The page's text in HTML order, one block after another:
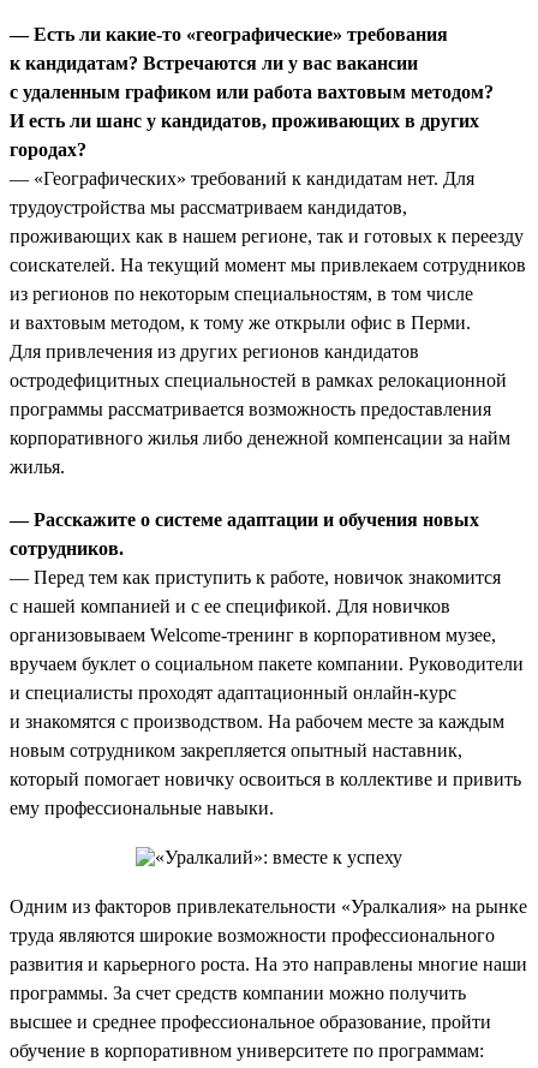
— Есть ли какие-то «географические» требования
к кандидатам? Встречаются ли у вас вакансии
с удаленным графиком или работа вахтовым методом?
И есть ли шанс у кандидатов, проживающих в других
городах?
— «Географических» требований к кандидатам нет. Для
трудоустройства мы рассматриваем кандидатов,
проживающих как в нашем регионе, так и готовых к переезду
соискателей. На текущий момент мы привлекаем сотрудников
из регионов по некоторым специальностям, в том числе
и вахтовым методом, к тому же открыли офис в Перми.
Для привлечения из других регионов кандидатов
остродефицитных специальностей в рамках релокационной
программы рассматривается возможность предоставления
корпоративного жилья либо денежной компенсации за найм
жилья.
— Расскажите о системе адаптации и обучения новых
сотрудников.
— Перед тем как приступить к работе, новичок знакомится
с нашей компанией и с ее спецификой. Для новичков
организовываем Welcome-тренинг в корпоративном музее,
вручаем буклет о социальном пакете компании. Руководители
и специалисты проходят адаптационный онлайн-курс
и знакомятся с производством. На рабочем месте за каждым
новым сотрудником закрепляется опытный наставник,
который помогает новичку освоиться в коллективе и привить
ему профессиональные навыки.
Одним из факторов привлекательности «Уралкалия» на рынке
труда являются широкие возможности профессионального
развития и карьерного роста. На это направлены многие наши
программы. За счет средств компании можно получить
высшее и среднее профессиональное образование, пройти
обучение в корпоративном университете по программам: